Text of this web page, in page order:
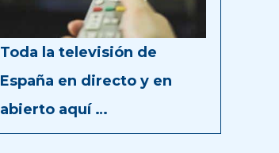
Toda la televisión de
España en directo y en
abierto aquí …